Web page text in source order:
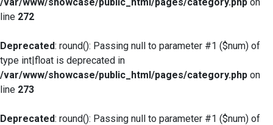
line 272
Deprecated: round(): Passing null to parameter #1 ($num) of
type int|float is deprecated in
/var/www/showcase/public_html/pages/category.php on
line 273
Deprecated: round(): Passing null to parameter #1 ($num) of